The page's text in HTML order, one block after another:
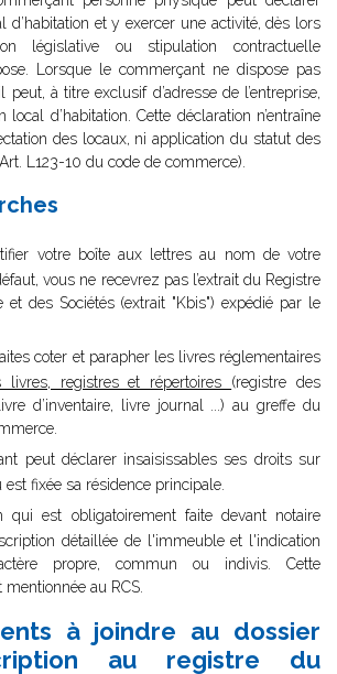
d’habitation et y exercer une activité, dès lors
législative ou stipulation contractuelle
Lorsque le commerçant ne dispose pas
peut, à titre exclusif d’adresse de l’entreprise,
d’habitation. Cette déclaration n’entraîne
des locaux, ni application du statut des
L123-10 du code de commerce).
votre boîte aux lettres au nom de votre
vous ne recevrez pas l’extrait du Registre
et des Sociétés (extrait "Kbis") expédié par le
coter et parapher les livres réglementaires
livres, registres et répertoires (registre des
d’inventaire, livre journal ...) au greffe du
peut déclarer insaisissables ses droits sur
est fixée sa résidence principale.
qui est obligatoirement faite devant notaire
détaillée de l'immeuble et l'indication
propre, commun ou indivis. Cette
au RCS.
à joindre au dossier
au registre du